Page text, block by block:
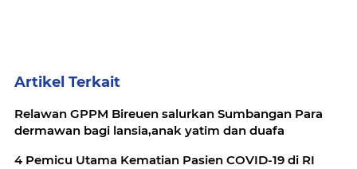
Artikel Terkait
Relawan GPPM Bireuen salurkan Sumbangan Para
dermawan bagi lansia,anak yatim dan duafa
4 Pemicu Utama Kematian Pasien COVID-19 di RI